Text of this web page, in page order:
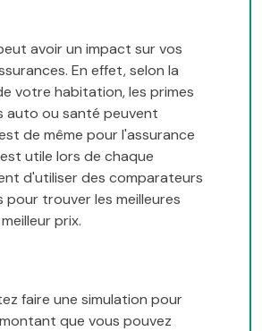
avoir un impact sur vos
En effet, selon la
votre habitation, les primes
auto ou santé peuvent
de même pour l'assurance
utile lors de chaque
d'utiliser des comparateurs
pour trouver les meilleures
prix.
faire une simulation pour
que vous pouvez